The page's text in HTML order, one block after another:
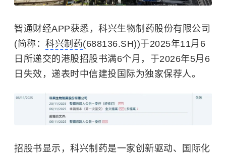
智通财经APP获悉，科兴生物制药股份有限公司
(简称： 科兴制药(688136.SH))于2025年11月6
日所递交的港股招股书满6个月，于2026年5月6
日失效，递表时中信建投国际为独家保荐人。
招股书显示，科兴制药是一家创新驱动、国际化